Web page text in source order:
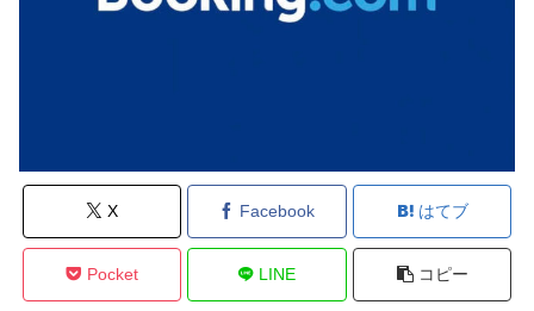
X Facebook はてブ
Pocket LINE コピー